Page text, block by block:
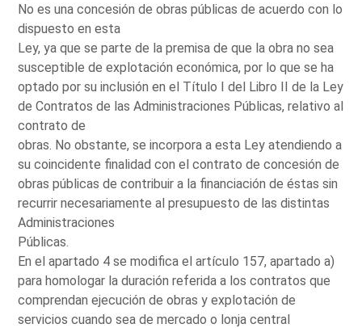
No es una concesión de obras públicas de acuerdo con lo
dispuesto en esta
Ley, ya que se parte de la premisa de que la obra no sea
susceptible de explotación económica, por lo que se ha
optado por su inclusión en el Título I del Libro II de la Ley
de Contratos de las Administraciones Públicas, relativo al
contrato de
obras. No obstante, se incorpora a esta Ley atendiendo a
su coincidente finalidad con el contrato de concesión de
obras públicas de contribuir a la financiación de éstas sin
recurrir necesariamente al presupuesto de las distintas
Administraciones
Públicas.
En el apartado 4 se modifica el artículo 157, apartado a)
para homologar la duración referida a los contratos que
comprendan ejecución de obras y explotación de
servicios cuando sea de mercado o lonja central